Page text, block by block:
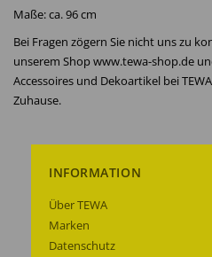
Maße: ca. 96 cm
Bei Fragen zögern Sie nicht uns zu
unserem Shop www.tewa-shop.de
Accessoires und Dekoartikel bei
Zuhause.
INFORMATION
Über TEWA
Marken
Datenschutz